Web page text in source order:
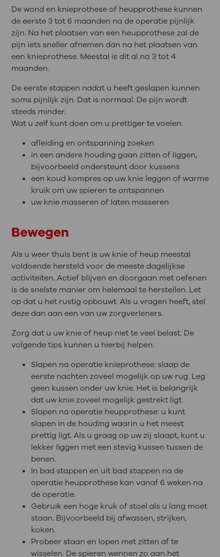
De wond en knieprothese of heupprothese kunnen
de eerste 3 tot 6 maanden na de operatie pijnlijk
zijn. Na het plaatsen van een heupprothese zal de
pijn iets sneller afnemen dan na het plaatsen van
een knieprothese. Meestal is dit al na 3 tot 4
maanden.
De eerste stappen nadat u heeft geslapen kunnen
soms pijnlijk zijn. Dat is normaal. De pijn wordt
steeds minder.
Wat u zelf kunt doen om u prettiger te voelen:
afleiding en ontspanning zoeken
in een andere houding gaan zitten of liggen,
bijvoorbeeld ondersteunt door kussens
een koud kompres op uw knie leggen of warme
kruik om uw spieren te ontspannen
uw knie masseren of laten masseren
Bewegen
Als u weer thuis bent is uw knie of heup meestal
voldoende hersteld voor de meeste dagelijkse
activiteiten. Actief blijven en doorgaan met oefenen
is de snelste manier om helemaal te herstellen. Let
op dat u het rustig opbouwt. Als u vragen heeft, stel
deze dan aan een van uw zorgverleners.
Zorg dat u uw knie of heup niet te veel belast. De
volgende tips kunnen u hierbij helpen:
Slapen na operatie knieprothese: slaap de
eerste nachten zoveel mogelijk op uw rug. Leg
geen kussen onder uw knie. Het is belangrijk
dat uw knie zoveel mogelijk gestrekt ligt.
Slapen na operatie heupprothese: u kunt
slapen in de houding waarin u het meest
prettig ligt. Als u graag op uw zij slaapt, kunt u
lekker liggen met een stevig kussen tussen de
benen.
In bad stappen en uit bad stappen na de
operatie heupprothese kan vanaf 6 weken na
de operatie.
Gebruik een hoge kruk of stoel als u lang moet
staan. Bijvoorbeeld bij afwassen, strijken,
koken.
Probeer staan en lopen met zitten af te
wisselen. De spieren wennen zo aan het